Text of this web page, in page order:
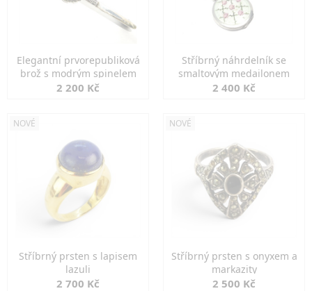
Elegantní prvorepubliková
brož s modrým spinelem
2 200 Kč
Stříbrný náhrdelník se
smaltovým medailonem
2 400 Kč
NOVÉ
Stříbrný prsten s lapisem
lazuli
2 700 Kč
NOVÉ
Stříbrný prsten s onyxem a
markazity
2 500 Kč